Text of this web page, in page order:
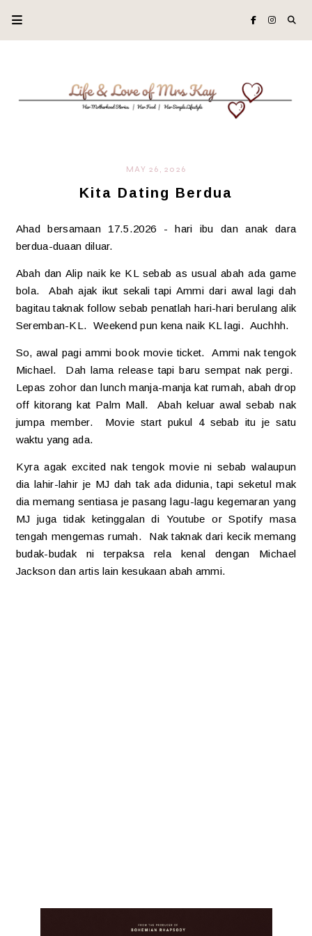
MAY 26, 2026
Kita Dating Berdua
Ahad bersamaan 17.5.2026 - hari ibu dan anak dara
berdua-duaan diluar.
Abah dan Alip naik ke KL sebab as usual abah ada game
bola. Abah ajak ikut sekali tapi Ammi dari awal lagi dah
bagitau taknak follow sebab penatlah hari-hari berulang alik
Seremban-KL. Weekend pun kena naik KL lagi. Auchhh.
So, awal pagi ammi book movie ticket. Ammi nak tengok
Michael. Dah lama release tapi baru sempat nak pergi.
Lepas zohor dan lunch manja-manja kat rumah, abah drop
off kitorang kat Palm Mall. Abah keluar awal sebab nak
jumpa member. Movie start pukul 4 sebab itu je satu
waktu yang ada.
Kyra agak excited nak tengok movie ni sebab walaupun
dia lahir-lahir je MJ dah tak ada didunia, tapi seketul mak
dia memang sentiasa je pasang lagu-lagu kegemaran yang
MJ juga tidak ketinggalan di Youtube or Spotify masa
tengah mengemas rumah. Nak taknak dari kecik memang
budak-budak ni terpaksa rela kenal dengan Michael
Jackson dan artis lain kesukaan abah ammi.